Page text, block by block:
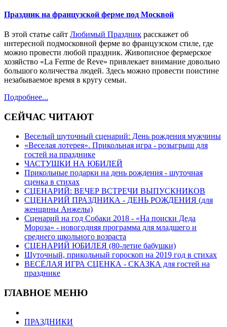
Праздник на французской ферме под Москвой
В этой статье сайт Любимый Праздник расскажет об
интересной подмосковной ферме во французском стиле, где
можно провести любой праздник. Живописное фермерское
хозяйство «La Ferme de Reve» привлекает внимание довольно
большого количества людей. Здесь можно провести поистине
незабываемое время в кругу семьи.
Подробнее...
СЕЙЧАС ЧИТАЮТ
Веселый шуточный сценарий: День рождения мужчины
«Веселая лотерея». Прикольная игра - розыгрыш для
гостей на празднике
ЧАСТУШКИ НА ЮБИЛЕЙ
Прикольные подарки на день рождения - шуточная
сценка в стихах
СЦЕНАРИЙ: ВЕЧЕР ВСТРЕЧИ ВЫПУСКНИКОВ
СЦЕНАРИЙ ПРАЗДНИКА - ДЕНЬ РОЖДЕНИЯ (для
женщины Анжелы)
Сценарий на год Собаки 2018 - «На поиски Деда
Мороза» - новогодняя программа для младшего и
среднего школьного возраста
СЦЕНАРИЙ ЮБИЛЕЯ (80-летие бабушки)
Шуточный, прикольный гороскоп на 2019 год в стихах
ВЕСЁЛАЯ ИГРА СЦЕНКА - СКАЗКА для гостей на
празднике
ГЛАВНОЕ МЕНЮ
ПРАЗДНИКИ